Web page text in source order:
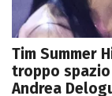
Tim Summer
troppo spazio
Andrea